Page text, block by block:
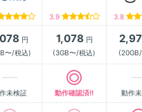
3.9 3.8
円
〜/税込)
1,078 円
(3GB〜/税込)
未検証 動作確認済!! 動作